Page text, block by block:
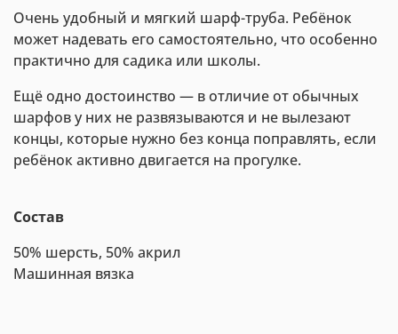
Очень удобный и мягкий шарф-труба. Ребёнок
может надевать его самостоятельно, что особенно
практично для садика или школы.
Ещё одно достоинство — в отличие от обычных
шарфов у них не развязываются и не вылезают
концы, которые нужно без конца поправлять, если
ребёнок активно двигается на прогулке.
Состав
50% шерсть, 50% акрил
Машинная вязка